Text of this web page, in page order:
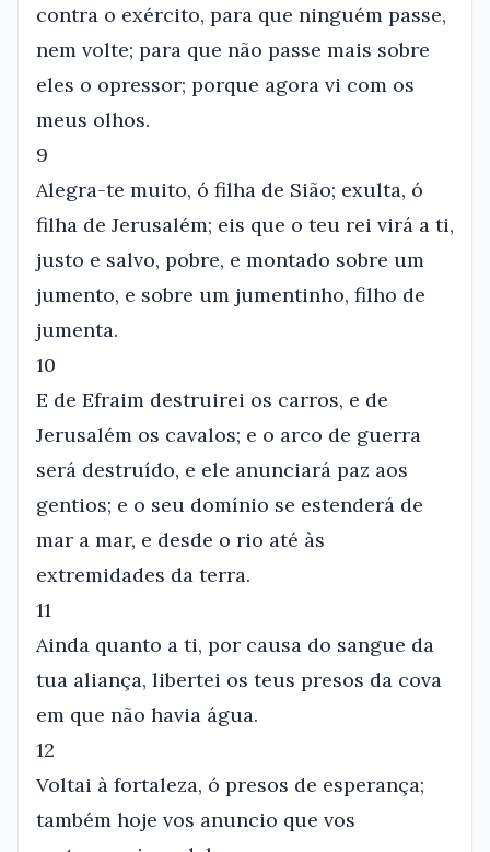
contra o exército, para que ninguém passe,
nem volte; para que não passe mais sobre
eles o opressor; porque agora vi com os
meus olhos.
9
Alegra-te muito, ó filha de Sião; exulta, ó
filha de Jerusalém; eis que o teu rei virá a ti,
justo e salvo, pobre, e montado sobre um
jumento, e sobre um jumentinho, filho de
jumenta.
10
E de Efraim destruirei os carros, e de
Jerusalém os cavalos; e o arco de guerra
será destruído, e ele anunciará paz aos
gentios; e o seu domínio se estenderá de
mar a mar, e desde o rio até às
extremidades da terra.
11
Ainda quanto a ti, por causa do sangue da
tua aliança, libertei os teus presos da cova
em que não havia água.
12
Voltai à fortaleza, ó presos de esperança;
também hoje vos anuncio que vos